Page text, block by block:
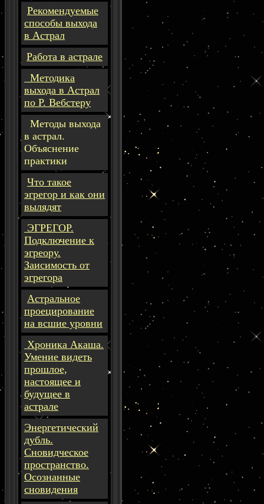
Рекомендуемые
способы выхода
в Астрал
Работа в астрале
Методика
выхода в Астрал
по Р. Вебстеру
Методы выхода
в астрал.
Объяснение
практики
Что такое
эгрегор и как они
вылядят
ЭГРЕГОР.
Подключение к
эгреору.
Заисимость от
эгрегора
Астральное
проецирование
на всшие уровни
Хроника Акаша.
Умение видеть
прошлое,
настоящее и
будущее в
астрале
Энергетический
дубль.
Сновидческое
пространство.
Осознанные
сновидения